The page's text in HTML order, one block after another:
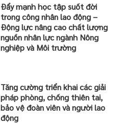
Đẩy mạnh học tập suốt đời
trong công nhân lao động –
Động lực nâng cao chất lượng
nguồn nhân lực ngành Nông
nghiệp và Môi trường
Tăng cường triển khai các giải
pháp phòng, chống thiên tai,
bảo vệ đoàn viên và người lao
động